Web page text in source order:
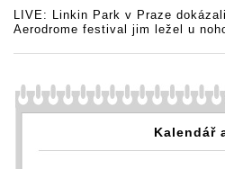
LIVE: Linkin Park v Praze
Aerodrome festival jim ležel u
Kalendář